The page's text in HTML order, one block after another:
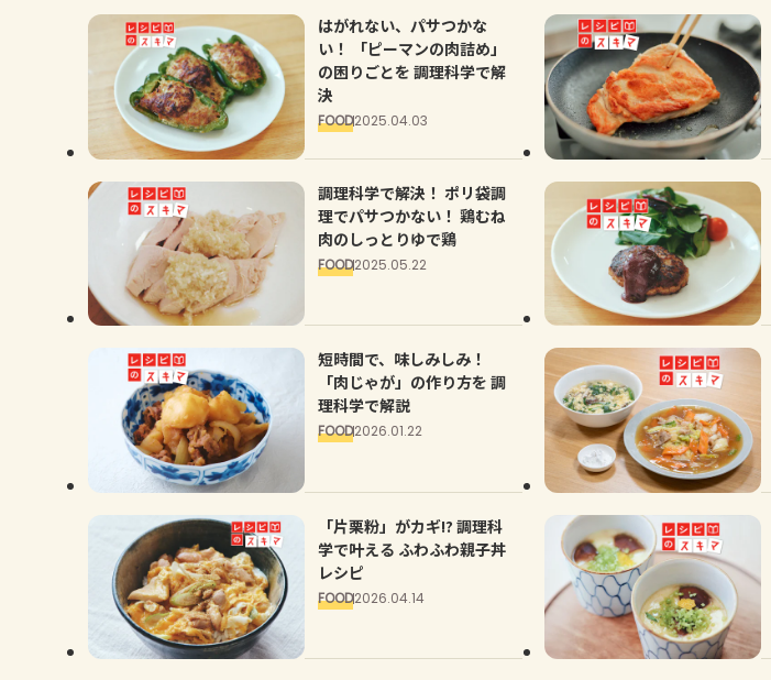
はがれない、パサつかな
い！ 「ピーマンの肉詰め」
の困りごとを 調理科学で解
決
FOOD2025.04.03
調理科学で解決！ ポリ袋調
理でパサつかない！ 鶏むね
肉のしっとりゆで鶏
FOOD2025.05.22
短時間で、味しみしみ！
「肉じゃが」の作り方を 調
理科学で解説
FOOD2026.01.22
「片栗粉」がカギ!? 調理科
学で叶える ふわふわ親子丼
レシピ
FOOD2026.04.14